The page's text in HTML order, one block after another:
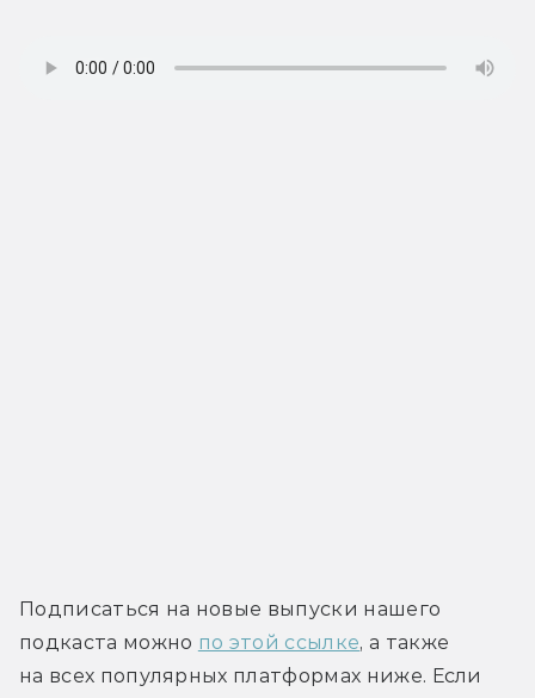
Подписаться на новые выпуски нашего
подкаста можно по этой ссылке, а также
на всех популярных платформах ниже. Если